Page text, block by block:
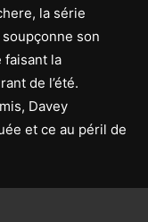
la série
son
faisant la
de l’été.
Davey
et ce au péril de